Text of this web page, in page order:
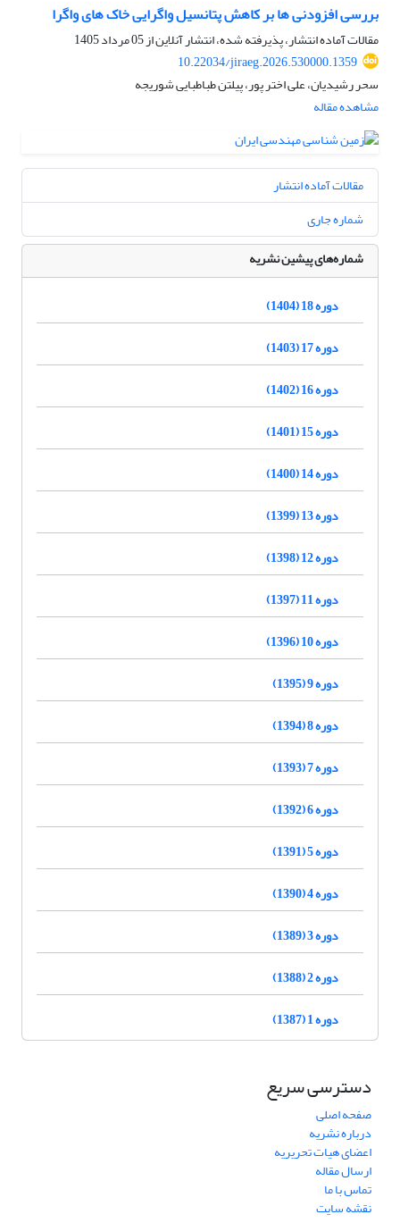
بررسی افزودنی ها بر کاهش پتانسیل واگرایی خاک های واگرا
مقالات آماده انتشار، پذیرفته شده، انتشار آنلاین از05 مرداد 1405
10.22034/jiraeg.2026.530000.1359
سحر رشیدیان، علی اختر پور، پیلتن طباطبایی شوریجه
مشاهده مقاله
مقالات آماده انتشار
شماره جاری
شماره‌های پیشین نشریه
دوره 18 (1404)
دوره 17 (1403)
دوره 16 (1402)
دوره 15 (1401)
دوره 14 (1400)
دوره 13 (1399)
دوره 12 (1398)
دوره 11 (1397)
دوره 10 (1396)
دوره 9 (1395)
دوره 8 (1394)
دوره 7 (1393)
دوره 6 (1392)
دوره 5 (1391)
دوره 4 (1390)
دوره 3 (1389)
دوره 2 (1388)
دوره 1 (1387)
دسترسی سریع
صفحه اصلی
درباره نشریه
اعضای هیات تحریریه
ارسال مقاله
تماس با ما
نقشه سایت